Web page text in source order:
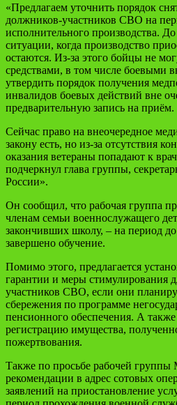
«Предлагаем уточнить порядок
должников-участников СВО на
исполнительного производства.
ситуации, когда производство
остаются. Из-за этого бойцы не
средствами, в том числе боевыми
утвердить порядок получения
инвалидов боевых действий вне
предварительную запись на приём.
Сейчас право на внеочередное
закону есть, но из-за отсутствия
оказания ветераны попадают к
подчеркнул глава группы,
России».
Он сообщил, что рабочая группа
членам семьи военнослужащего
закончивших школу, – на период
завершено обучение.
Помимо этого, предлагается
гарантии и меры стимулирования
участников СВО, если они
сбережения по программе
пенсионного обеспечения. А
регистрацию имущества,
пожертвования.
Также по просьбе рабочей
рекомендации в адрес сотовых
заявлений на приостановление